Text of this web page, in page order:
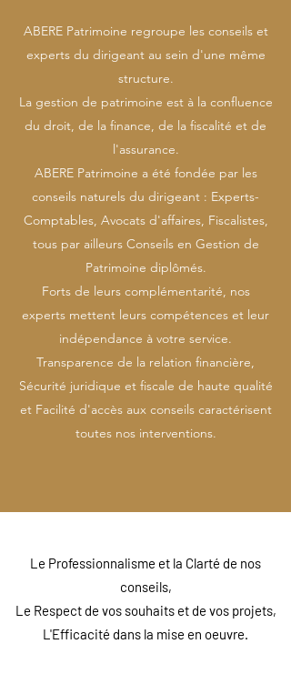
Nos Engagements
Le Professionnalisme et la Clarté de nos
conseils,
Le Respect de vos souhaits et de vos projets,
L'Efficacité dans la mise en oeuvre.
ABERE Patrimoine regroupe les conseils et
experts du dirigeant au sein d'une même
structure.
La gestion de patrimoine est à la confluence
du droit, de la finance, de la fiscalité et de
l'assurance.
ABERE Patrimoine a été fondée par les
conseils naturels du dirigeant : Experts-
Comptables, Avocats d'affaires, Fiscalistes,
tous par ailleurs Conseils en Gestion de
Patrimoine diplômés.
Forts de leurs complémentarité, nos
experts mettent leurs compétences et leur
indépendance à votre service.
Transparence de la relation financière,
Sécurité juridique et fiscale de haute qualité
et Facilité d'accès aux conseils caractérisent
toutes nos interventions.